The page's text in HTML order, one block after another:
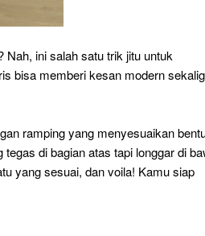
Nah, ini salah satu trik jitu untuk
bisa memberi kesan modern
ramping yang menyesuaikan
di bagian atas tapi longgar di
yang sesuai, dan voila! Kamu siap